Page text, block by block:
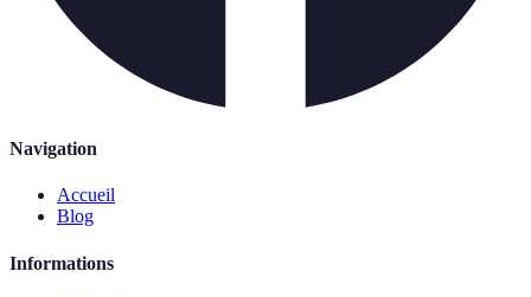
Navigation
Accueil
Blog
Informations